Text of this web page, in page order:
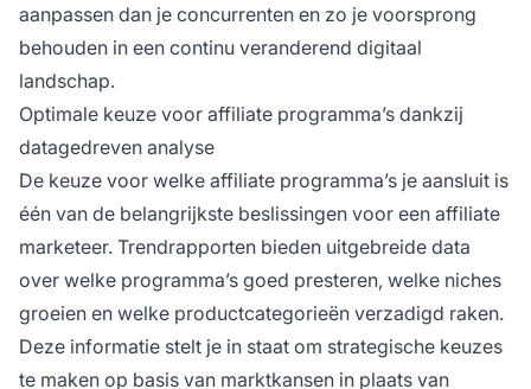
aanpassen dan je concurrenten en zo je voorsprong
behouden in een continu veranderend digitaal
landschap.
Optimale keuze voor affiliate programma’s dankzij
datagedreven analyse
De keuze voor welke affiliate programma’s je aansluit is
één van de belangrijkste beslissingen voor een affiliate
marketeer. Trendrapporten bieden uitgebreide data
over welke programma’s goed presteren, welke niches
groeien en welke productcategorieën verzadigd raken.
Deze informatie stelt je in staat om strategische keuzes
te maken op basis van marktkansen in plaats van